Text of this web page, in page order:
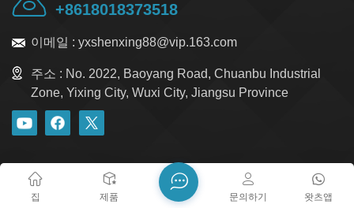
+8618018373518
이메일 : yxshenxing88@vip.163.com
주소 : No. 2022, Baoyang Road, Chuanbu Industrial
Zone, Yixing City, Wuxi City, Jiangsu Province
Xml 개인정보 보호정책
사이트맵
저작권 @ 2026 Yixing Shenxing Technology Co., Ltd. 모든 권리
집 제품 왓츠앱
문의하기